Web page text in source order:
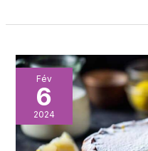
Fév
6
2024
Cake
citron
et